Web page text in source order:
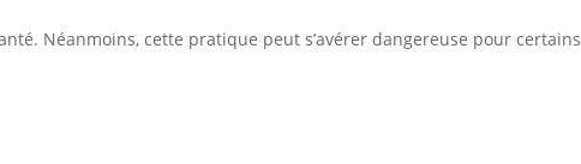
Néanmoins, cette pratique peut s’avérer dangereuse pour certains